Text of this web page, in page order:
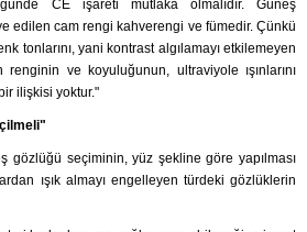
CE işareti mutlaka olmalıdır. Güneş
edilen cam rengi kahverengi ve fümedir. Çünkü
tonlarını, yani kontrast algılamayı etkilemeyen
renginin ve koyuluğunun, ultraviyole ışınlarını
ilişkisi yoktur."
gözlüğü seçiminin, yüz şekline göre yapılması
ışık almayı engelleyen türdeki gözlüklerin